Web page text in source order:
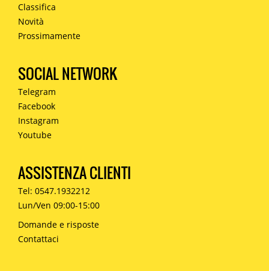
Classifica
Novità
Prossimamente
SOCIAL NETWORK
Telegram
Facebook
Instagram
Youtube
ASSISTENZA CLIENTI
Tel: 0547.1932212
Lun/Ven 09:00-15:00
Domande e risposte
Contattaci